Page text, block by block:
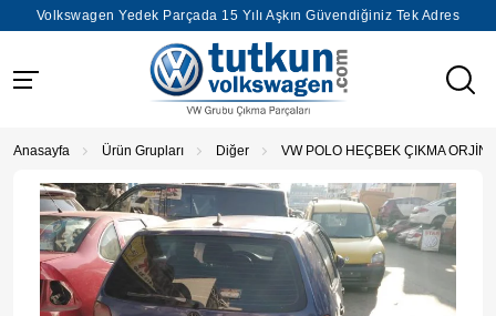
Volkswagen Yedek Parçada 15 Yılı Aşkın Güvendiğiniz Tek Adres
Anasayfa Ürün Grupları Diğer VW POLO HEÇBEK ÇIKMA